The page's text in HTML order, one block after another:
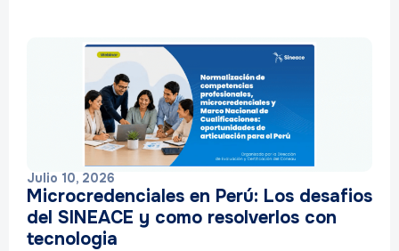
Julio 10, 2026
Microcredenciales en Perú: Los desafios
del SINEACE y como resolverlos con
tecnologia